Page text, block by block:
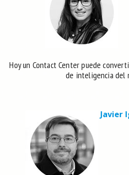
Hoy un Contact Center puede
de inteligencia del
Javier